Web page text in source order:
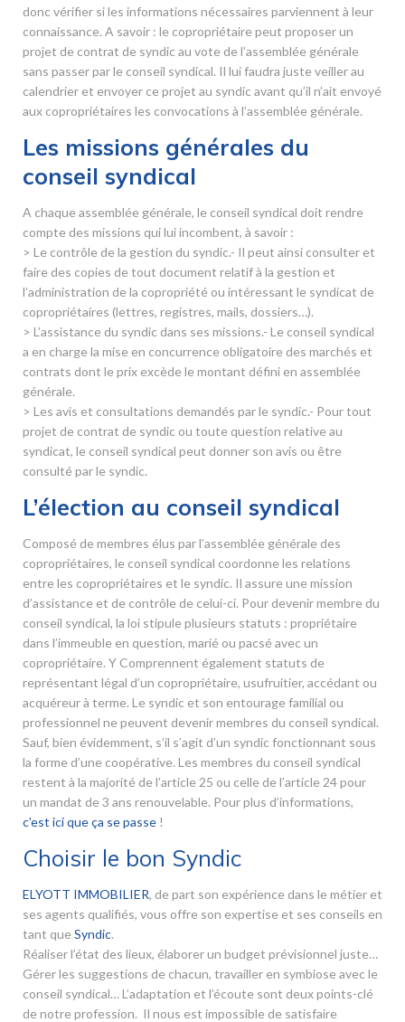
donc vérifier si les informations nécessaires parviennent à leur
connaissance. A savoir : le copropriétaire peut proposer un
projet de contrat de syndic au vote de l’assemblée générale
sans passer par le conseil syndical. Il lui faudra juste veiller au
calendrier et envoyer ce projet au syndic avant qu’il n’ait envoyé
aux copropriétaires les convocations à l’assemblée générale.
Les missions générales du
conseil syndical
A chaque assemblée générale, le conseil syndical doit rendre
compte des missions qui lui incombent, à savoir :
> Le contrôle de la gestion du syndic.- Il peut ainsi consulter et
faire des copies de tout document relatif à la gestion et
l’administration de la copropriété ou intéressant le syndicat de
copropriétaires (lettres, registres, mails, dossiers…).
> L’assistance du syndic dans ses missions.- Le conseil syndical
a en charge la mise en concurrence obligatoire des marchés et
contrats dont le prix excède le montant défini en assemblée
générale.
> Les avis et consultations demandés par le syndic.- Pour tout
projet de contrat de syndic ou toute question relative au
syndicat, le conseil syndical peut donner son avis ou être
consulté par le syndic.
L’élection au conseil syndical
Composé de membres élus par l’assemblée générale des
copropriétaires, le conseil syndical coordonne les relations
entre les copropriétaires et le syndic. Il assure une mission
d’assistance et de contrôle de celui-ci. Pour devenir membre du
conseil syndical, la loi stipule plusieurs statuts : propriétaire
dans l’immeuble en question, marié ou pacsé avec un
copropriétaire. Y Comprennent également statuts de
représentant légal d’un copropriétaire, usufruitier, accédant ou
acquéreur à terme. Le syndic et son entourage familial ou
professionnel ne peuvent devenir membres du conseil syndical.
Sauf, bien évidemment, s’il s’agit d’un syndic fonctionnant sous
la forme d’une coopérative. Les membres du conseil syndical
restent à la majorité de l’article 25 ou celle de l’article 24 pour
un mandat de 3 ans renouvelable. Pour plus d’informations,
c’est ici que ça se passe !
Choisir le bon Syndic
ELYOTT IMMOBILIER, de part son expérience dans le métier et
ses agents qualifiés, vous offre son expertise et ses conseils en
tant que Syndic.
Réaliser l’état des lieux, élaborer un budget prévisionnel juste…
Gérer les suggestions de chacun, travailler en symbiose avec le
conseil syndical… L’adaptation et l’écoute sont deux points-clé
de notre profession. Il nous est impossible de satisfaire